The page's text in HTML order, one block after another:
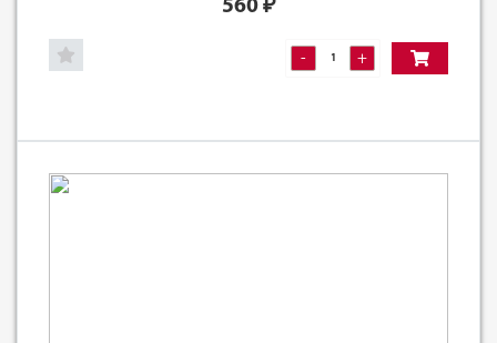
560 ₽
- +